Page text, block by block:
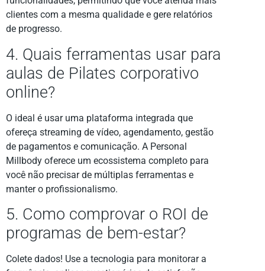
clientes com a mesma qualidade e gere relatórios
de progresso.
4. Quais ferramentas usar para
aulas de Pilates corporativo
online?
O ideal é usar uma plataforma integrada que
ofereça streaming de vídeo, agendamento, gestão
de pagamentos e comunicação. A Personal
Millbody oferece um ecossistema completo para
você não precisar de múltiplas ferramentas e
manter o profissionalismo.
5. Como comprovar o ROI de
programas de bem-estar?
Colete dados! Use a tecnologia para monitorar a